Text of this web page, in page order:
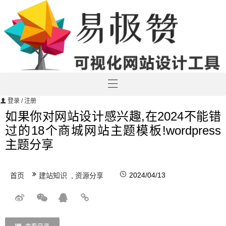
登录 / 注册
如果你对网站设计感兴趣,在2024不能错
过的18个商城网站主题模板!wordpress
主题分享
首页 建站知识 资源分享 2024/04/13